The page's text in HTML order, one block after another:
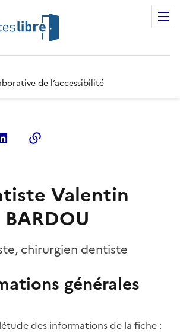
de l’accessibilité
Twitter)
Linkedin
Valentin
BARDOU
chirurgien dentiste
générales
des informations de la fiche :